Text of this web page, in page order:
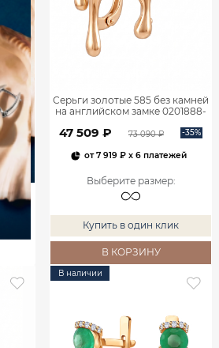
Серьги золотые 585 без камней
на английском замке 0201888-
47 509 ₽ 73 090 ₽ -35%
от7 919 ₽ x 6 платежей
Выберите размер:
Купить в один клик
В КОРЗИНУ
В наличии